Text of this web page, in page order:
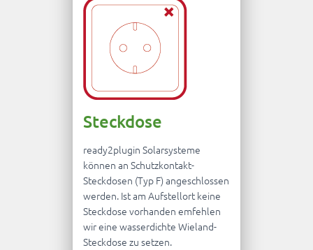
Steckdose
ready2plugin Solarsysteme
können an Schutzkontakt-
Steckdosen (Typ F) angeschlossen
werden. Ist am Aufstellort keine
Steckdose vorhanden emfehlen
wir eine wasserdichte Wieland-
Steckdose zu setzen.